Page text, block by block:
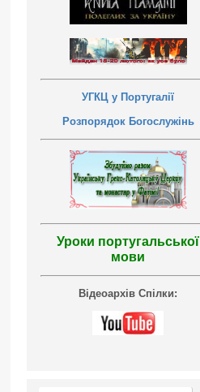
УГКЦ у Португалії
Розпорядок Богослужінь
Уроки португальської
мови
Відеоархів Спілки: